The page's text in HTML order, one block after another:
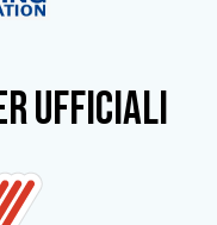
ufficiali